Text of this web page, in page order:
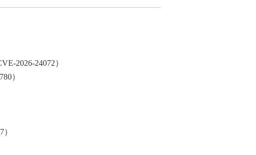
2026-24072）
）